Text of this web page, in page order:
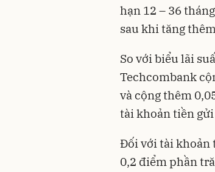
hạn 12 – 36
sau khi tăng
So với biểu lãi
Techcombank
và cộng thêm
tài khoản tiền
Đối với tài khoản
0,2 điểm phần